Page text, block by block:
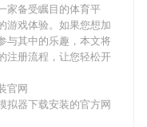
家备受瞩目的体育平
游戏体验。如果您想加
与其中的乐趣，本文将
注册流程，让您轻松开
官网
拟器下载安装的官方网